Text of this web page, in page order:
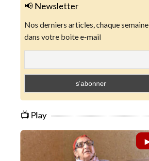
📢 Newsletter
Nos derniers articles, chaque semaine
dans votre boite e-mail
📺 Play